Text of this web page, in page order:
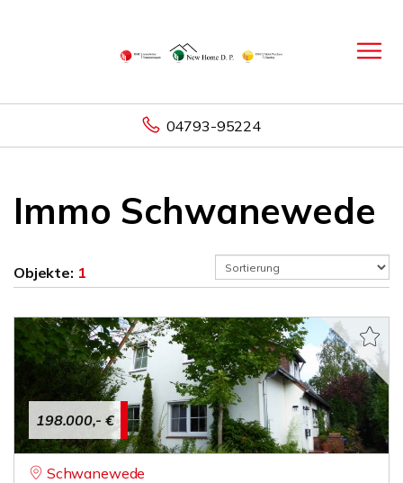
04793-95224
Immo Schwanewede
Objekte: 1
198.000,- €
Schwanewede